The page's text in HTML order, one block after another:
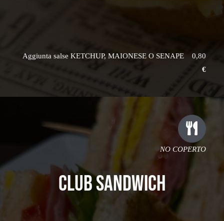
Aggiunta salse KETCHUP, MAIONESE O SENAPE 0,80
€
NO COPERTO
CLUB SANDWICH